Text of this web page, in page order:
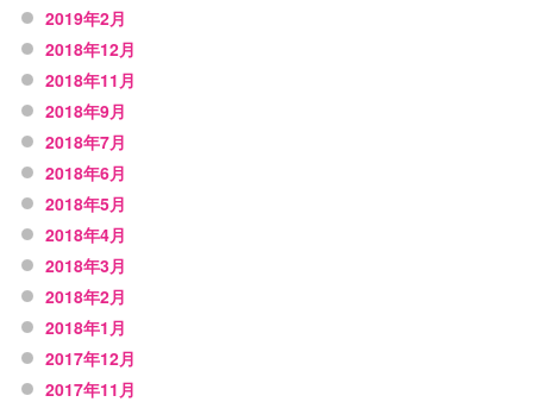
2019年2月
2018年12月
2018年11月
2018年9月
2018年7月
2018年6月
2018年5月
2018年4月
2018年3月
2018年2月
2018年1月
2017年12月
2017年11月